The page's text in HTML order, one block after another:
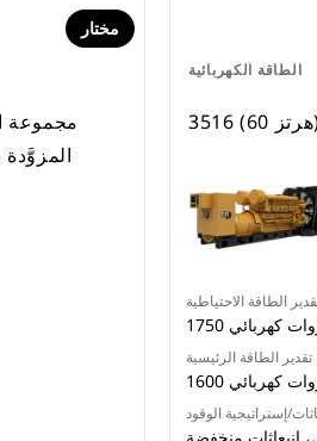
مختار
الطاقة الكهربائية
الطاقة الاحتياطية
كهربائي
تقدير الطاقة الرئيسية
كهربائي
إستراتيجية الوقود